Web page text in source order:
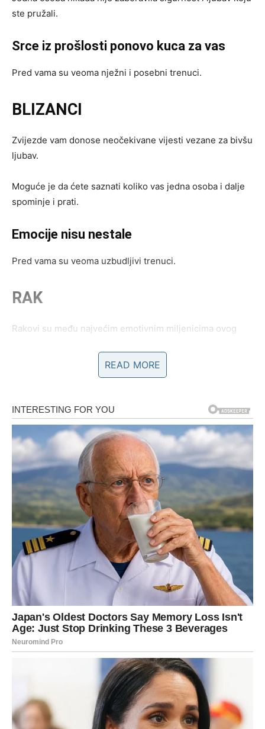
ste pružali.
Srce iz prošlosti ponovo kuca za vas
Pred vama su veoma nježni i posebni trenuci.
BLIZANCI
Zvijezde vam donose neočekivane vijesti vezane za bivšu
ljubav.
Moguće je da ćete saznati koliko vas jedna osoba i dalje
spominje i prati.
Emocije nisu nestale
Pred vama su veoma uzbudljivi trenuci.
RAK
Rakovi su među najvećim emotivnim miljenicima ovog
Bivši partner sada jasno osjeća koliko ste bili posebni i
Ljubav iz prošlosti traži novu šansu
Pred vama su veoma nježni i sudbinski trenuci.
LAV
Lavovima dolazi pažnja od osobe koju nisu očekivali.
Jedna bivša ljubav sada pokušava pronaći način da vam
se ponovo približi.
Prošlost vam ponovo kuca na vrata
Pred vama su veoma romantični trenuci.
Pred vama su trenuci tokom kojih ćete konačno shvatiti
koliko ste ostavili trag u nečijem životu.
READ MORE